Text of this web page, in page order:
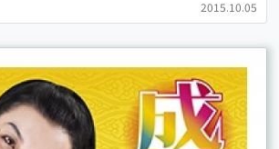
2015.10.05